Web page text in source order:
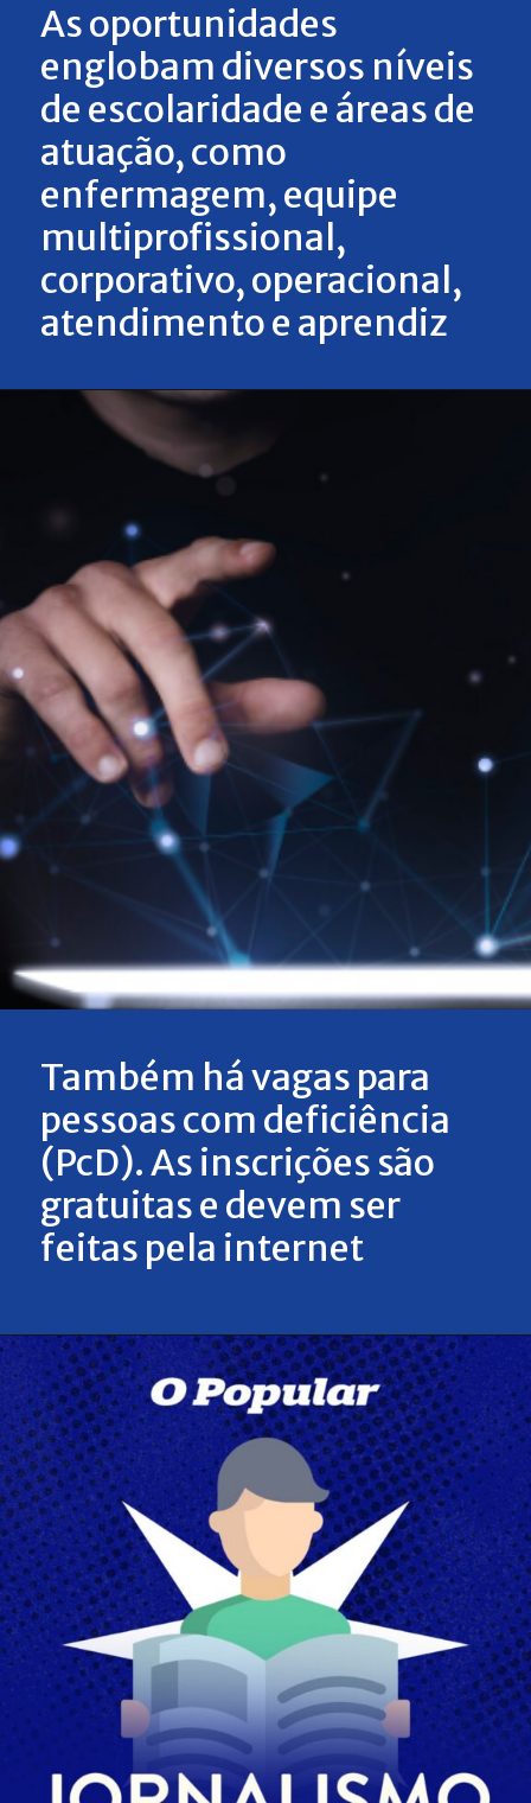
As oportunidades
englobam diversos níveis
de escolaridade e áreas de
atuação, como
enfermagem, equipe
multiprofissional,
corporativo, operacional,
atendimento e aprendiz
Também há vagas para
pessoas com deficiência
(PcD). As inscrições são
gratuitas e devem ser
feitas pela internet